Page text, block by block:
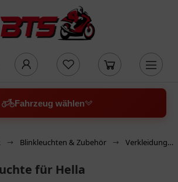
Fahrzeug wählen
Blinkleuchten & Zubehör Verkleidungsblinker
für Hella